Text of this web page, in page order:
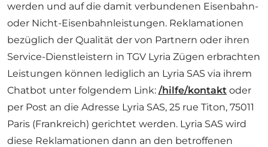
werden und auf die damit verbundenen Eisenbahn-
oder Nicht-Eisenbahnleistungen. Reklamationen
bezüglich der Qualität der von Partnern oder ihren
Service-Dienstleistern in TGV Lyria Zügen erbrachten
Leistungen können lediglich an Lyria SAS via ihrem
Chatbot unter folgendem Link: /hilfe/kontakt oder
per Post an die Adresse Lyria SAS, 25 rue Titon, 75011
Paris (Frankreich) gerichtet werden. Lyria SAS wird
diese Reklamationen dann an den betroffenen